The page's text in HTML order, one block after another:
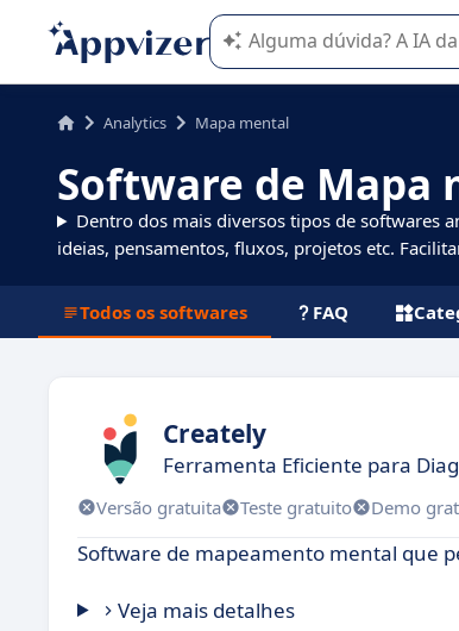
A IA do Appvizer o orienta
Analytics Mapa mental
Software de Mapa
Dentro dos mais diversos tipos de softwares
ideias, pensamentos, fluxos, projetos etc.
Todos os softwares FAQ
Creately
Ferramenta Eficiente para
Versão gratuita Teste gratuito Demo
Software de mapeamento mental que
Veja mais detalhes